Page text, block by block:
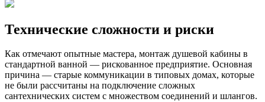
Технические сложности и риски
Как отмечают опытные мастера, монтаж душевой кабины в
стандартной ванной — рискованное предприятие. Основная
причина — старые коммуникации в типовых домах, которые
не были рассчитаны на подключение сложных
сантехнических систем с множеством соединений и шлангов.